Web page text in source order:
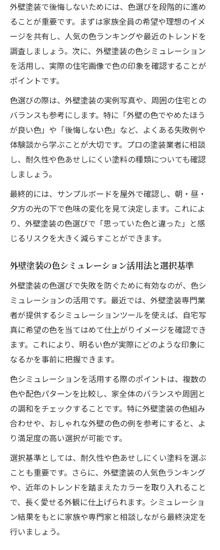
外壁塗装のおしゃれな色組み合わせ実例と
コツ
おしゃれで実用的な外壁塗装の明るい色
外壁塗装で実用性とおしゃれを両立する明
るい色
外壁塗装の明るい色選びで重視したいポイ
ント
外壁塗装で人気のおしゃれな明るい色ラン
キング
外壁塗装の明るい色で清潔感を演出する方
法
外壁塗装で実用性の高い明るい色の見極め
方
外壁の色選びで失敗しないためのポイント
外壁塗装で失敗しない色選びの具体的な手
順
外壁塗装の色シミュレーションを活用する
外壁塗装の色選びで後悔を防ぐための実践
法
外壁塗装の明るい色を選ぶ際の注意点まと
め
外壁塗装で人気色を選ぶ際の落とし穴と回
色あせしない明るい外壁塗装のコツ
外壁塗装で色あせしにくい明るい色の選び
方
外壁塗装の長持ちする明るい色とその秘訣
外壁塗装で色あせを防ぐメンテナンス方法
外壁塗装の明るい色が長期間美しい理由と
は
外壁塗装で色あせしない塗料の選定ポイン
ト
外壁塗装で後悔しないためには、色選びを段階的に進め
ることが重要です。まずは家族全員の希望や理想のイメ
ージを共有し、人気の色ランキングや最近のトレンドを
調査しましょう。次に、外壁塗装の色シミュレーション
を活用し、実際の住宅画像で色の印象を確認することが
ポイントです。
色選びの際は、外壁塗装の実例写真や、周囲の住宅との
バランスも参考にします。特に「外壁の色でやめたほう
が良い色」や「後悔しない色」など、よくある失敗例や
体験談から学ぶことが大切です。プロの塗装業者に相談
し、耐久性や色あせしにくい塗料の種類についても確認
しましょう。
最終的には、サンプルボードを屋外で確認し、朝・昼・
夕方の光の下で色味の変化を見て決定します。これによ
り、外壁塗装の色選びで「思っていた色と違った」と感
じるリスクを大きく減らすことができます。
外壁塗装の色シミュレーション活用法と選択基準
外壁塗装の色選びで失敗を防ぐために有効なのが、色シ
ミュレーションの活用です。最近では、外壁塗装専門業
者が提供するシミュレーションツールを使えば、自宅写
真に希望の色を当てはめて仕上がりイメージを確認でき
ます。これにより、明るい色が実際にどのような印象に
なるかを事前に把握できます。
色シミュレーションを活用する際のポイントは、複数の
色や配色パターンを比較し、家全体のバランスや周囲と
の調和をチェックすることです。特に外壁塗装の色組み
合わせや、おしゃれな外壁の色の例を参考にすると、よ
り満足度の高い選択が可能です。
選択基準としては、耐久性や色あせしにくい塗料を選ぶ
ことも重要です。さらに、外壁塗装の人気色ランキング
や、近年のトレンドを踏まえたカラーを取り入れること
で、長く愛せる外観に仕上げられます。シミュレーショ
ン結果をもとに家族や専門家と相談しながら最終決定を
行いましょう。